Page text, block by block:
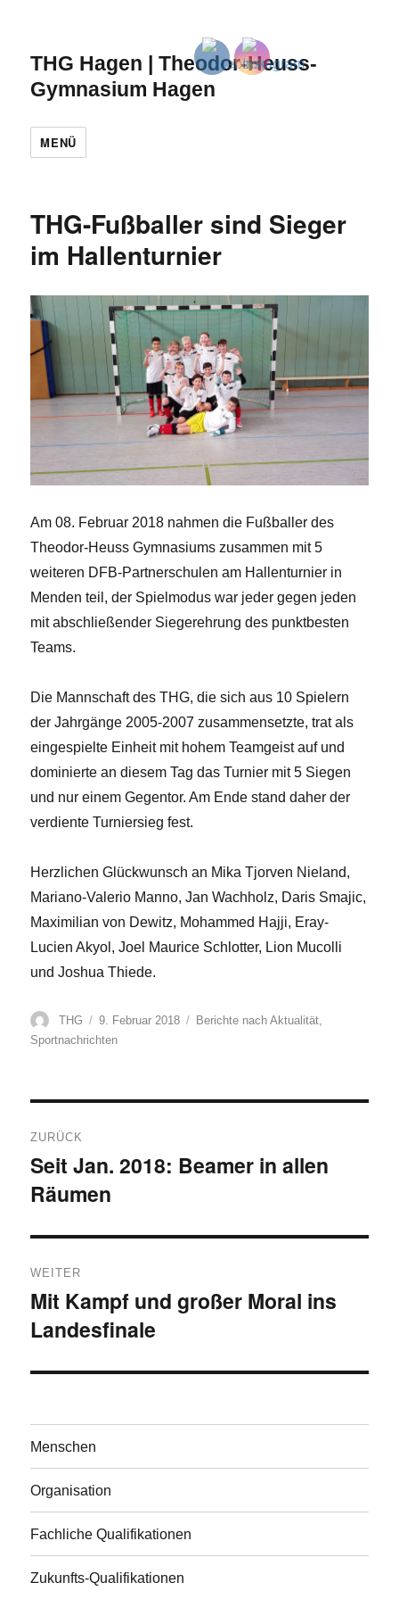
THG Hagen | Theodor-Heuss-
Gymnasium Hagen
MENÜ
THG-Fußballer sind Sieger
im Hallenturnier
Am 08. Februar 2018 nahmen die Fußballer des
Theodor-Heuss Gymnasiums zusammen mit 5
weiteren DFB-Partnerschulen am Hallenturnier in
Menden teil, der Spielmodus war jeder gegen jeden
mit abschließender Siegerehrung des punktbesten
Teams.
Die Mannschaft des THG, die sich aus 10 Spielern
der Jahrgänge 2005-2007 zusammensetzte, trat als
eingespielte Einheit mit hohem Teamgeist auf und
dominierte an diesem Tag das Turnier mit 5 Siegen
und nur einem Gegentor. Am Ende stand daher der
verdiente Turniersieg fest.
Herzlichen Glückwunsch an Mika Tjorven Nieland,
Mariano-Valerio Manno, Jan Wachholz, Daris Smajic,
Maximilian von Dewitz, Mohammed Hajji, Eray-
Lucien Akyol, Joel Maurice Schlotter, Lion Mucolli
und Joshua Thiede.
Autor
THG
Veröffentlicht
am
9. Februar 2018 Kategorien
Berichte nach Aktualität,
Sportnachrichten
ZURÜCK
Vorheriger
Beitrag:
Seit Jan. 2018: Beamer in allen
Räumen
WEITER
Nächster
Beitrag:
Mit Kampf und großer Moral ins
Landesfinale
Menschen
Organisation
Fachliche Qualifikationen
Zukunfts-Qualifikationen